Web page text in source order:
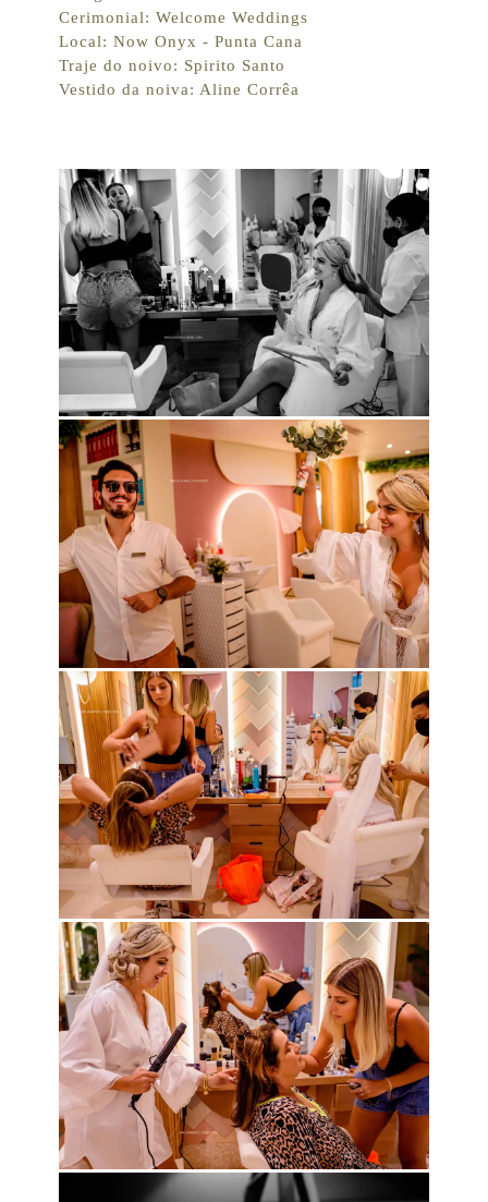
Cerimonial: Welcome Weddings
Local: Now Onyx - Punta Cana
Traje do noivo: Spirito Santo
Vestido da noiva: Aline Corrêa